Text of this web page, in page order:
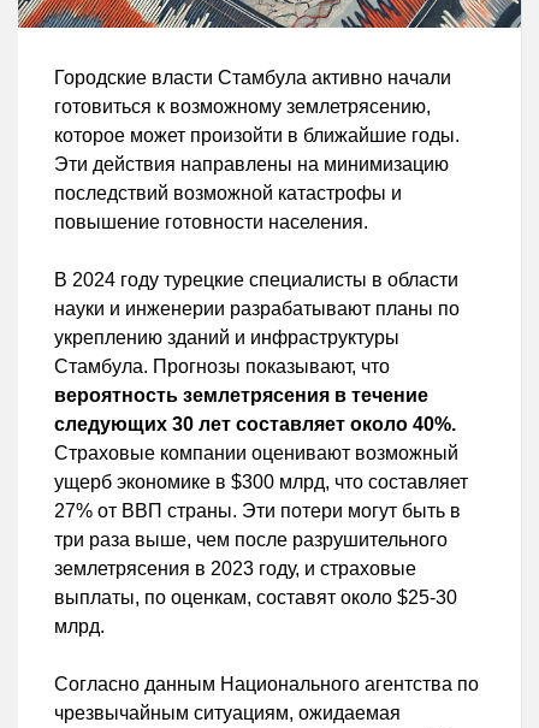
Городские власти Стамбула активно начали
готовиться к возможному землетрясению,
которое может произойти в ближайшие годы.
Эти действия направлены на минимизацию
последствий возможной катастрофы и
повышение готовности населения.
В 2024 году турецкие специалисты в области
науки и инженерии разрабатывают планы по
укреплению зданий и инфраструктуры
Стамбула. Прогнозы показывают, что
вероятность землетрясения в течение
следующих 30 лет составляет около 40%.
Страховые компании оценивают возможный
ущерб экономике в $300 млрд, что составляет
27% от ВВП страны. Эти потери могут быть в
три раза выше, чем после разрушительного
землетрясения в 2023 году, и страховые
выплаты, по оценкам, составят около $25-30
млрд.
Согласно данным Национального агентства по
чрезвычайным ситуациям, ожидаемая